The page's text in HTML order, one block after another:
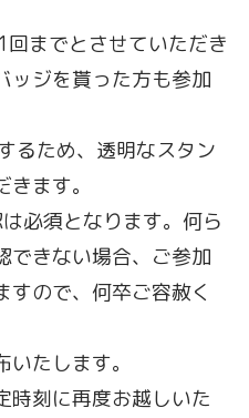
までとさせていただき
ッジを貰った方も参加
るため、透明なスタン
ます。
必須となります。何ら
できない場合、ご参加
すので、何卒ご容赦く
たします。
刻に再度お越しいた